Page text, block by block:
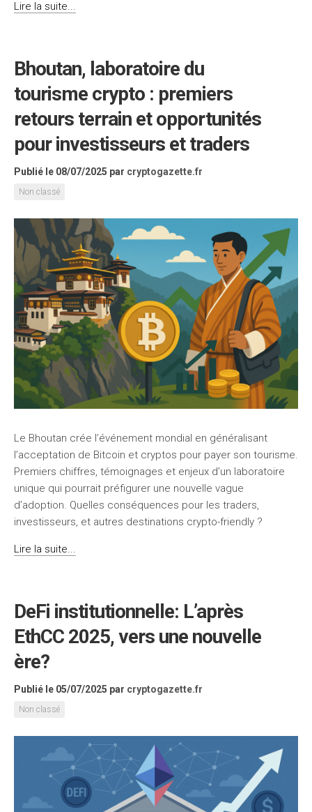
Lire la suite...
Bhoutan, laboratoire du
tourisme crypto : premiers
retours terrain et opportunités
pour investisseurs et traders
Publié le 08/07/2025 par cryptogazette.fr
Non classé
Le Bhoutan crée l’événement mondial en généralisant
l’acceptation de Bitcoin et cryptos pour payer son tourisme.
Premiers chiffres, témoignages et enjeux d’un laboratoire
unique qui pourrait préfigurer une nouvelle vague
d’adoption. Quelles conséquences pour les traders,
investisseurs, et autres destinations crypto-friendly ?
Lire la suite...
DeFi institutionnelle: L’après
EthCC 2025, vers une nouvelle
ère?
Publié le 05/07/2025 par cryptogazette.fr
Non classé